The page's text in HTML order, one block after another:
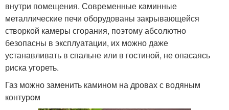
внутри помещения. Современные каминные
металлические печи оборудованы закрывающейся
створкой камеры сгорания, поэтому абсолютно
безопасны в эксплуатации, их можно даже
устанавливать в спальне или в гостиной, не опасаясь
риска угореть.
Газ можно заменить камином на дровах с водяным
контуром